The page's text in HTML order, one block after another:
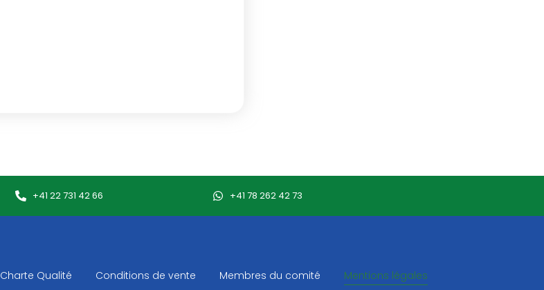
+41 22 731 42 66 +41 78 262 42 73
Charte Qualité Conditions de vente Membres du comité Mentions légales